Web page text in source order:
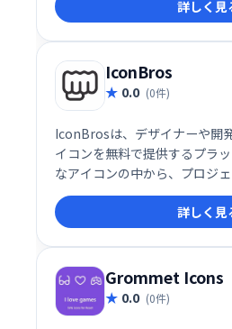
索・利用できます。高品質なア
にとって、非常に価値のある
詳しく見
IconBros
0.0 (0件)
IconBrosは、デザイナーや開
イコンを無料で提供するプラ
なアイコンの中から、プロジ
単に見つけてダウンロードで
を効率化し、クオリティの高い
ます。 無料でご利用いただけ
しください。
詳しく見
Grommet Icons
0.0 (0件)